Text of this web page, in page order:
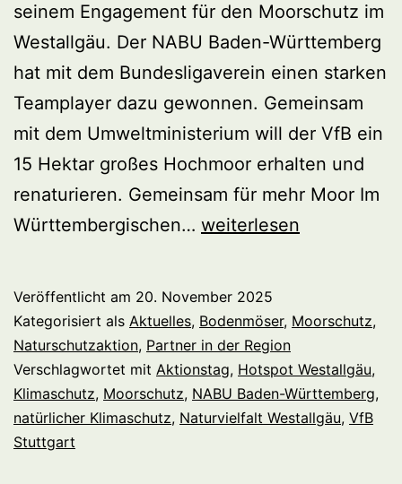
seinem Engagement für den Moorschutz im
Westallgäu. Der NABU Baden-Württemberg
hat mit dem Bundesligaverein einen starken
Teamplayer dazu gewonnen. Gemeinsam
mit dem Umweltministerium will der VfB ein
15 Hektar großes Hochmoor erhalten und
renaturieren. Gemeinsam für mehr Moor Im
Württembergischen… Mit
ins
Moor
weiterlesen
Veröffentlicht am 20. November 2025
Kategorisiert als Aktuelles, Bodenmöser, Moorschutz,
Naturschutzaktion, Partner in der Region
Verschlagwortet mit Aktionstag, Hotspot Westallgäu,
Klimaschutz, Moorschutz, NABU Baden-Württemberg,
natürlicher Klimaschutz, Naturvielfalt Westallgäu, VfB
Stuttgart